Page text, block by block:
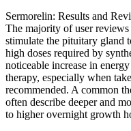
Sermorelin: Results and
The majority of user
stimulate the pituitary gland
high doses required by
noticeable increase in
therapy, especially when
recommended. A common
often describe deeper and
to higher overnight growth